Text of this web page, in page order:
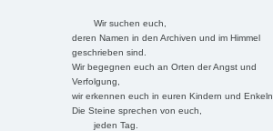
Wir suchen euch,
deren Namen in den Archiven und im Himmel
geschrieben sind.
Wir begegnen euch an Orten der Angst und
Verfolgung,
wir erkennen euch in euren Kindern und Enkeln.
Die Steine sprechen von euch,
jeden Tag.